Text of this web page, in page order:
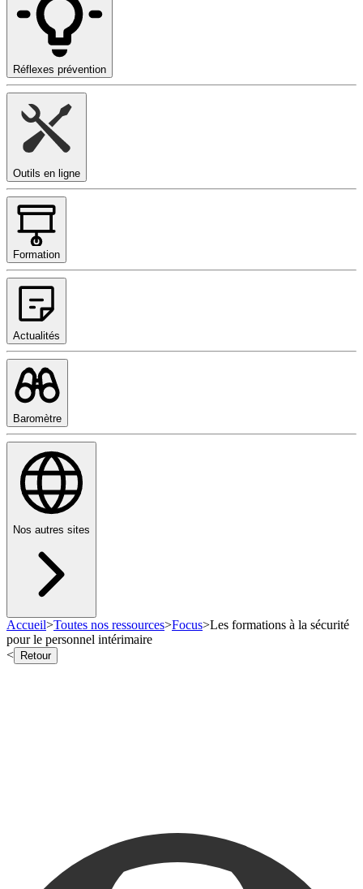
Réflexes prévention
Outils en ligne
Formation
Actualités
Baromètre
Nos autres sites
Accueil>Toutes nos ressources>Focus>Les formations à la sécurité
pour le personnel intérimaire
<
Retour